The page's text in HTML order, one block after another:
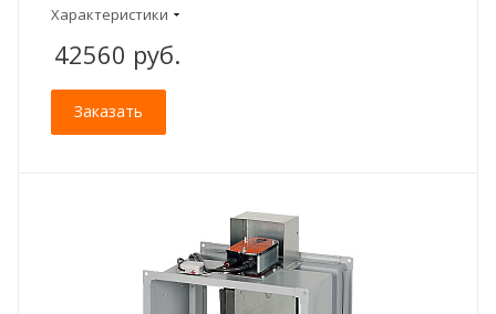
Характеристики
42560 руб.
Заказать